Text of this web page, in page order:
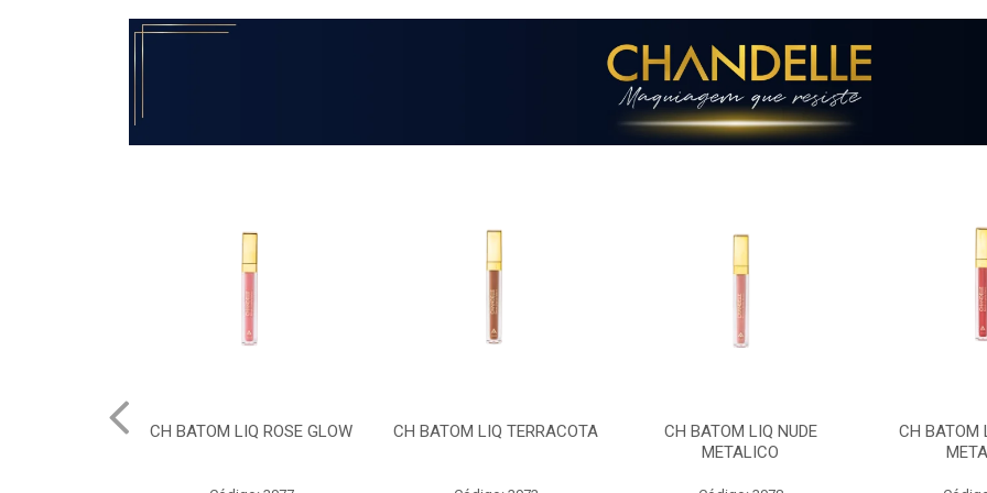
CH BATOM LIQ TERRACOTA
CH BATOM LIQ NUDE
CH BATOM LIQ CEREJA
METALICA
CH BATOM